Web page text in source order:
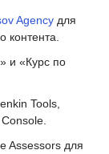
Agency для
контента.
и «Курс по
Tools,
Assessors для